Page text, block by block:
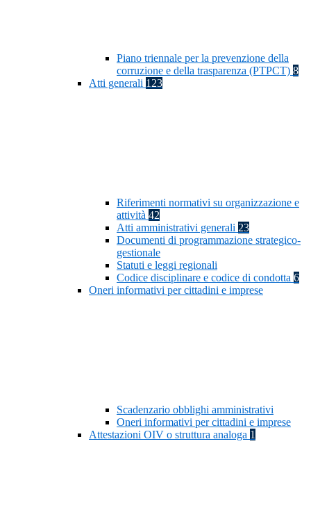
Piano triennale per la prevenzione della
corruzione e della trasparenza (PTPCT) 8
Atti generali 123
Riferimenti normativi su organizzazione e
attività 42
Atti amministrativi generali 23
Documenti di programmazione strategico-
gestionale
Statuti e leggi regionali
Codice disciplinare e codice di condotta 6
Oneri informativi per cittadini e imprese
Scadenzario obblighi amministrativi
Oneri informativi per cittadini e imprese
Attestazioni OIV o struttura analoga 1